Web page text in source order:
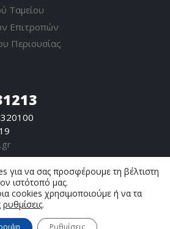
Ταμείου
Επιτροπών
Περιουσίας
για να σας προσφέρουμε τη βέλτιστη
ιστότοπό μας.
cookies χρησιμοποιούμε ή να τα
ρυθμίσεις.
Ρυθμίσεις